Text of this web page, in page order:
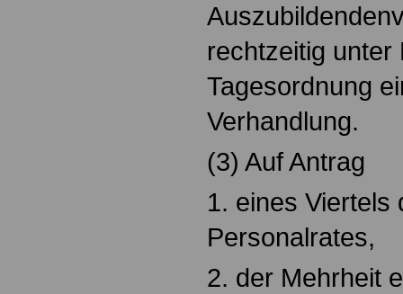
rechtzeitig unter
Tagesordnung
Verhandlung.
(3) Auf Antrag
1. eines Viertels
Personalrates,
2. der Mehrheit